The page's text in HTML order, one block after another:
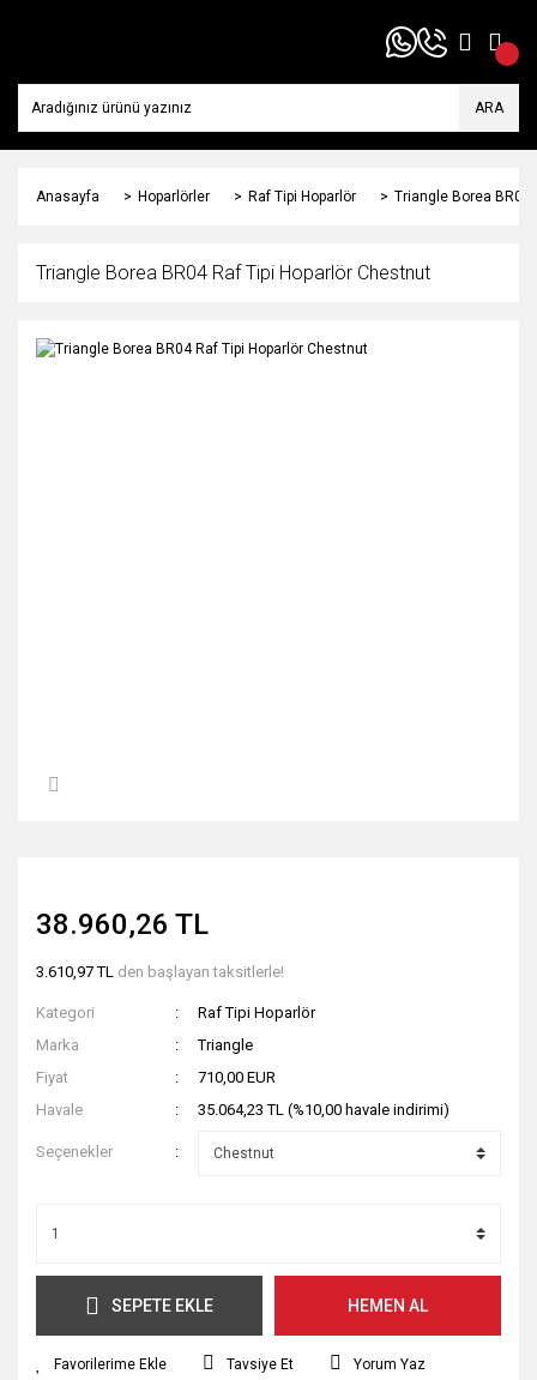
ARA
Anasayfa Hoparlörler Raf Tipi Hoparlör Triangle Borea BR04
Triangle Borea BR04 Raf Tipi Hoparlör Chestnut
38.960,26 TL
3.610,97 TL den başlayan taksitlerle!
Kategori
Raf Tipi Hoparlör
Marka
Triangle
Fiyat
710,00 EUR
Havale
35.064,23 TL (%10,00 havale indirimi)
Seçenekler
SEPETE EKLE HEMEN AL
Tavsiye Et Yorum Yaz